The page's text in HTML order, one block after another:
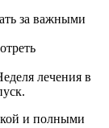
за важными
лечения в
и полными